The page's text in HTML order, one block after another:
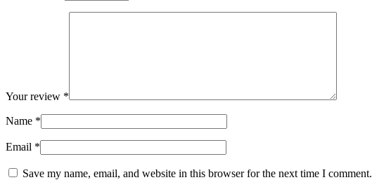
Your review *
Name *
Email *
Save my name, email, and website in this browser for the next time I comment.